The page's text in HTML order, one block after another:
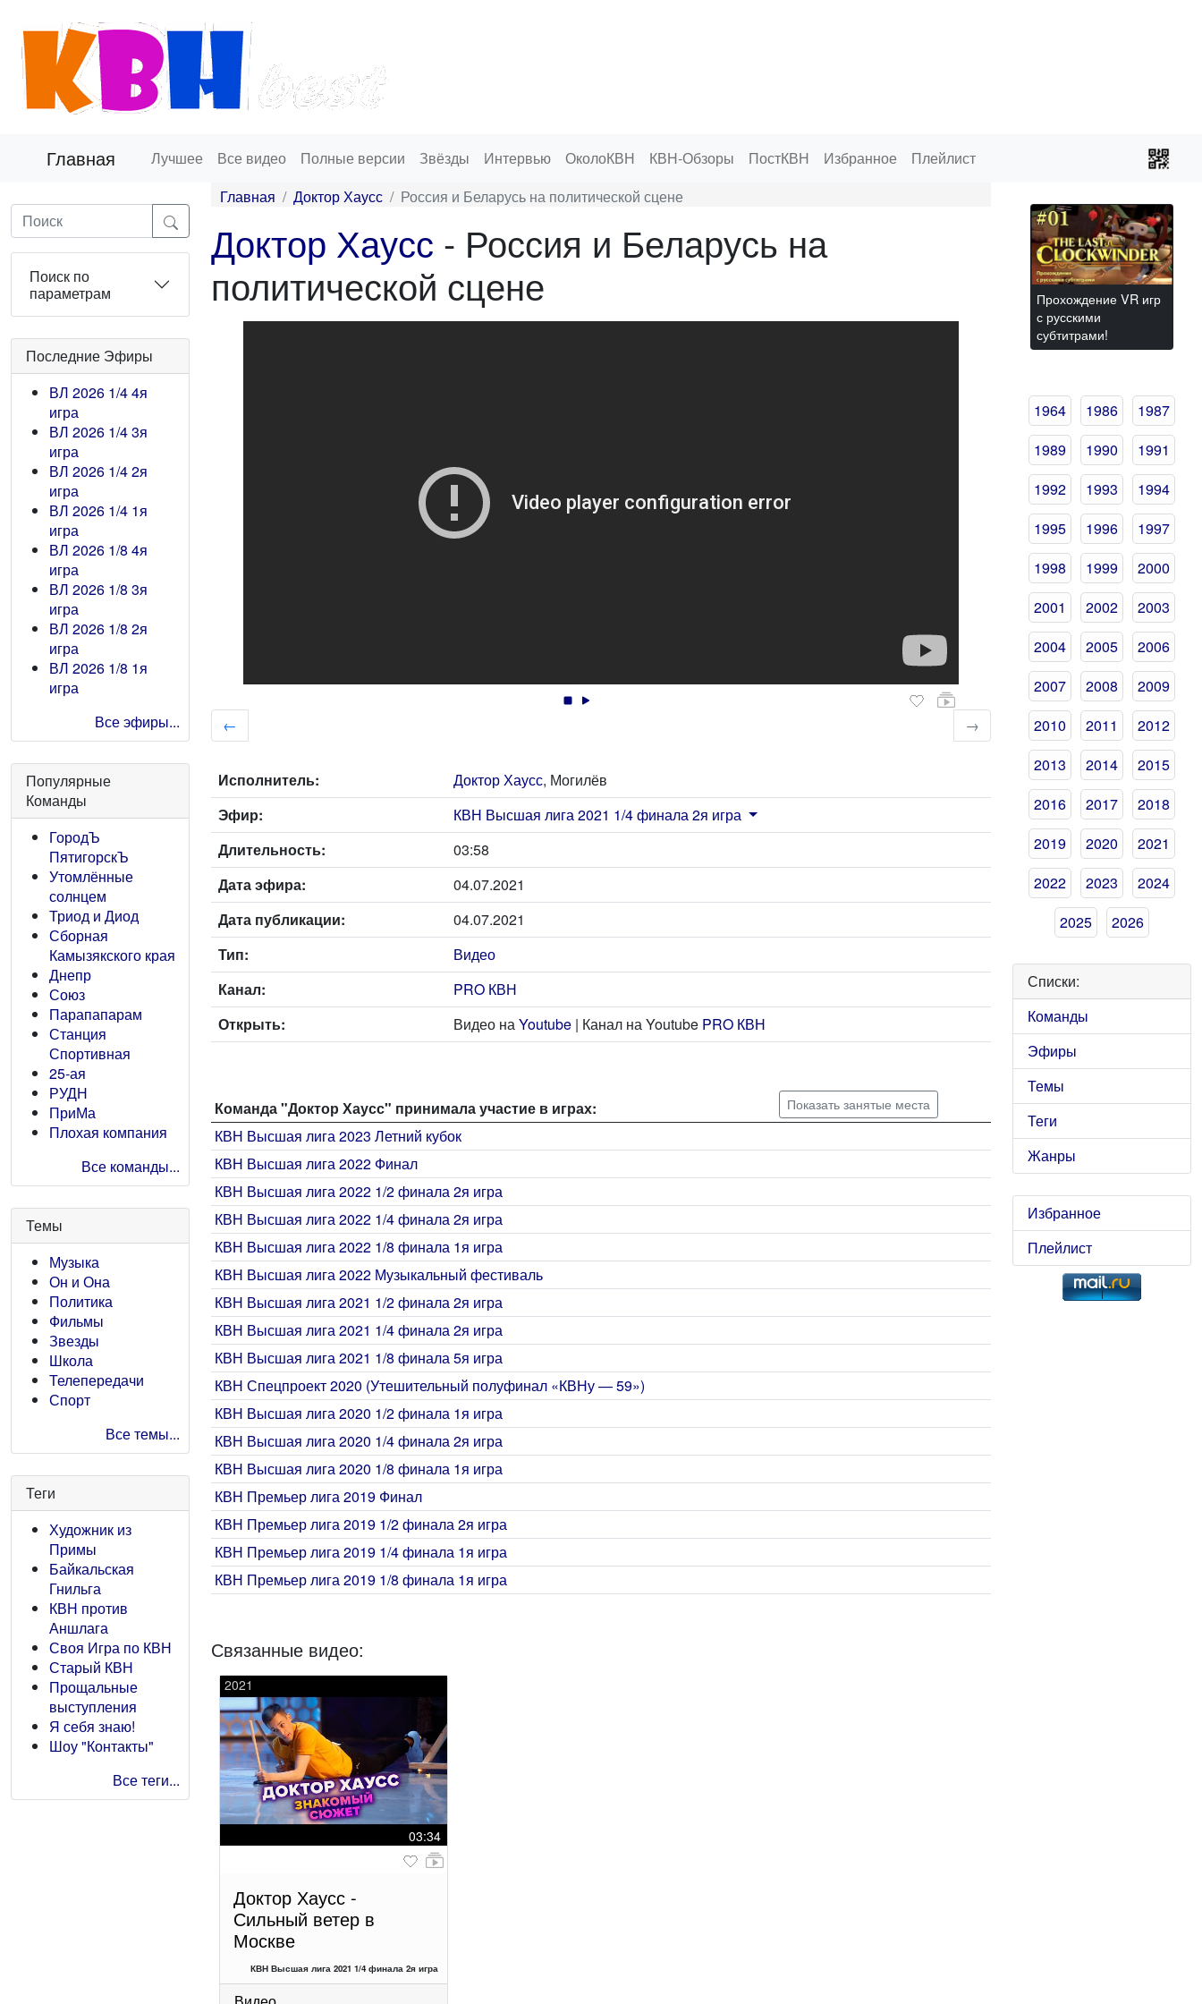
Главная Лучшее Все видео Полные версии Звёзды Интервью ОколоКВН КВН-Обзоры ПостКВН Избранное Плейлист
Поиск по
параметрам
Последние Эфиры
ВЛ 2026 1/4 4я
игра
ВЛ 2026 1/4 3я
игра
ВЛ 2026 1/4 2я
игра
ВЛ 2026 1/4 1я
игра
ВЛ 2026 1/8 4я
игра
ВЛ 2026 1/8 3я
игра
ВЛ 2026 1/8 2я
игра
ВЛ 2026 1/8 1я
игра
Все эфиры...
Популярные
Команды
ГородЪ
ПятигорскЪ
Утомлённые
солнцем
Триод и Диод
Сборная
Камызякского края
Днепр
Союз
Парапапарам
Станция
Спортивная
25-ая
РУДН
ПриМа
Плохая компания
Все команды...
Темы
Музыка
Он и Она
Политика
Фильмы
Звезды
Школа
Телепередачи
Спорт
Все темы...
Теги
Художник из
Примы
Байкальская
Гнильга
КВН против
Аншлага
Своя Игра по КВН
Старый КВН
Прощальные
выступления
Я себя знаю!
Шоу "Контакты"
Все теги...
Главная Доктор Хаусс Россия и Беларусь на политической сцене
Доктор Хаусс - Россия и Беларусь на
политической сцене
← →
Исполнитель: Доктор Хаусс, Могилёв
Эфир:
КВН Высшая лига 2021 1/4 финала 2я игра
Длительность:
03:58
Дата эфира:
04.07.2021
Дата публикации:
04.07.2021
Тип:
Видео
Канал:
PRO КВН
Открыть:
Видео наYoutube | Канал на Youtube PRO КВН
Команда "Доктор Хаусс" принимала участие в играх: Показать занятые места
КВН Высшая лига 2023 Летний кубок
КВН Высшая лига 2022 Финал
КВН Высшая лига 2022 1/2 финала 2я игра
КВН Высшая лига 2022 1/4 финала 2я игра
КВН Высшая лига 2022 1/8 финала 1я игра
КВН Высшая лига 2022 Музыкальный фестиваль
КВН Высшая лига 2021 1/2 финала 2я игра
КВН Высшая лига 2021 1/4 финала 2я игра
КВН Высшая лига 2021 1/8 финала 5я игра
КВН Спецпроект 2020 (Утешительный полуфинал «КВНу — 59»)
КВН Высшая лига 2020 1/2 финала 1я игра
КВН Высшая лига 2020 1/4 финала 2я игра
КВН Высшая лига 2020 1/8 финала 1я игра
КВН Премьер лига 2019 Финал
КВН Премьер лига 2019 1/2 финала 2я игра
КВН Премьер лига 2019 1/4 финала 1я игра
КВН Премьер лига 2019 1/8 финала 1я игра
Связанные видео:
2021
03:34
Доктор Хаусс -
Сильный ветер в
Москве
КВН Высшая лига 2021 1/4 финала 2я игра
Прохождение VR игр
с русскими
субтитрами!
1964 1986
1987
1989
1990
1991
1992
1993
1994
1995
1996
1997
1998
1999
2000
2001
2002
2003
2004
2005
2006
2007
2008
2009
2010
2011
2012
2013
2014
2015
2016
2017
2018
2019
2020
2021
2022
2023
2024
2025
2026
Списки:
Команды
Эфиры
Темы
Теги
Жанры
Избранное
Плейлист